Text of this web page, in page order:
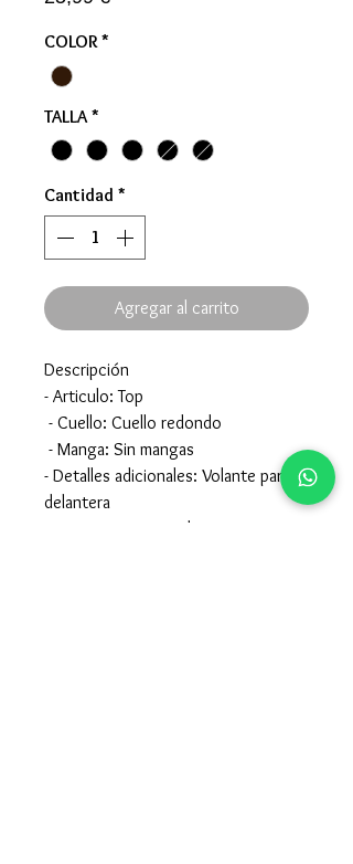
COLOR *
TALLA *
Cantidad *
Agregar al carrito
Descripción
- Articulo: Top
- Cuello: Cuello redondo
- Manga: Sin mangas
- Detalles adicionales: Volante parte
delantera
- Corte: Corte regular